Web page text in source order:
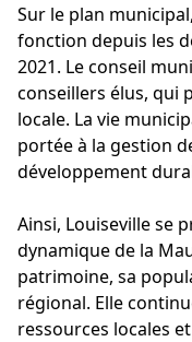
Sur le plan
fonction depuis les
2021. Le conseil
conseillers élus, qui
locale. La vie
portée à la gestion
développement
Ainsi, Louiseville se
dynamique de la
patrimoine, sa
régional. Elle
ressources locales